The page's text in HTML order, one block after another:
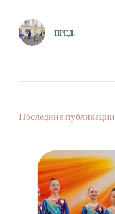
ПРЕД.
Последние публикации